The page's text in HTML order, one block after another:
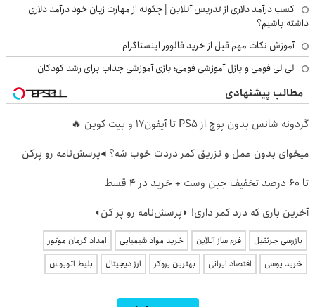
کسب درآمد دلاری از تدریس آنلاین | چگونه از مهارت زبان خود درآمد دلاری
داشته باشیم؟
آموزش نکات مهم قبل از خرید فالوور اینستاگرام
لی لی فومی و پازل آموزشی فومی؛ بازی آموزشی جذاب برای رشد کودکان
مطالب پیشنهادی
گردونه شانس بدون پوچ از PS5 تا آیفون17 و بیت کوین 🔥
میخوای بدون عمل و تزریق کمر دردت خوب شه؟ ◂پرسش‌نامه رو پرکن
تا 60 درصد تخفیف جین وست + خرید در 4 قسط
آخرین باری که درد کمر داری! ◗پرسش‌نامه رو پر کن◖
بازرسی جرثقیل فرم ساز آنلاین خرید مواد شیمیایی
امداد کرمان موتور
خرید یوسی
اقتصاد ایرانی بهترین بروکر ارز دیجیتال بلیط اتوبوس